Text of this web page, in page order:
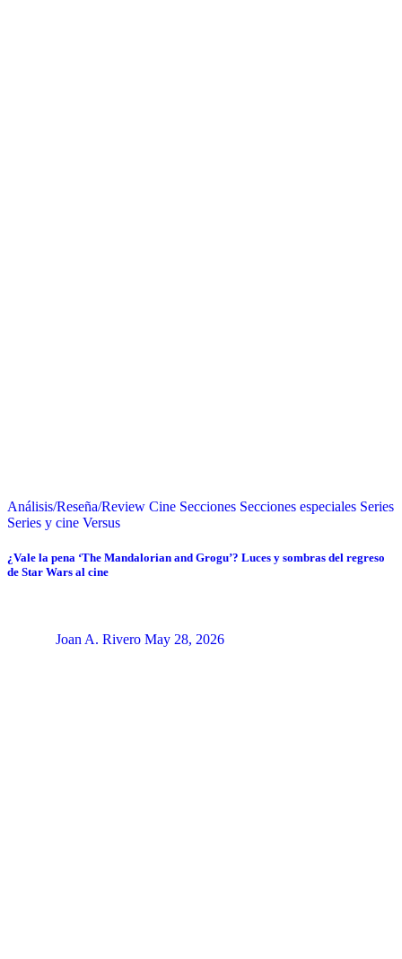
Análisis/Reseña/Review Cine Secciones Secciones especiales Series
Series y cine Versus
¿Vale la pena ‘The Mandalorian and Grogu’? Luces y sombras del regreso
de Star Wars al cine
Joan A. Rivero May 28, 2026